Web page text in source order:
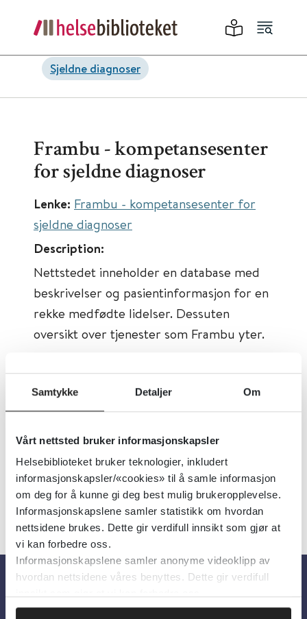
Samtykke Detaljer Om
Vårt nettsted bruker informasjonskapsler
Helsebiblioteket bruker teknologier, inkludert
informasjonskapsler/«cookies» til å samle informasjon
om deg for å kunne gi deg best mulig brukeropplevelse.
Informasjonskapslene samler statistikk om hvordan
nettsidene brukes. Dette gir verdifull innsikt som gjør at
vi kan forbedre oss.
Informasjonskapslene samler anonyme videoklipp av
hvordan nettsidene våres benyttes. Dette gir verdifull
Sjeldne diagnoser
Frambu - kompetansesenter
for sjeldne diagnoser
Lenke: Frambu - kompetansesenter for
sjeldne diagnoser
Description:
Nettstedet inneholder en database med
beskrivelser og pasientinformasjon for en
rekke medfødte lidelser. Dessuten
oversikt over tjenester som Frambu yter.
Tema:Sjeldne diagnoser
Dokumenttype:
Oppslagsverk, Ressurser
på nett
Språk:Norsk
Om oss